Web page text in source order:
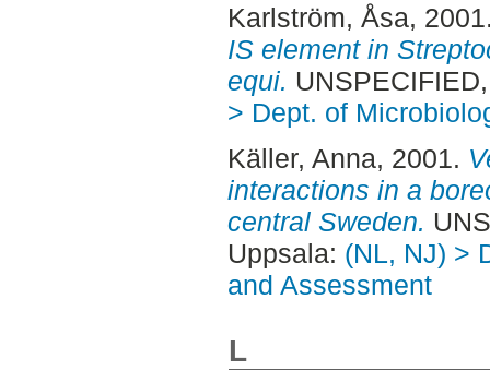
Karlström, Åsa,
IS element in
equi.
> Dept. of
Käller, Anna, 2001.
interactions in a
central Sweden.
Uppsala: (NL, NJ) >
and Assessment
L